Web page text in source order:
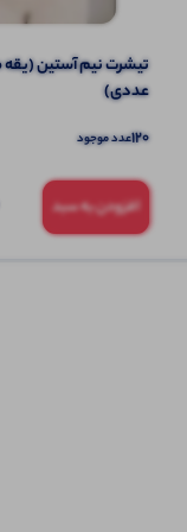
عددی)
120عدد موجود
افزودن به سبد